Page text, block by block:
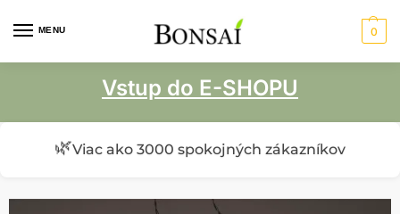
MENU 0
Vstup do E-SHOPU
🌿Viac ako 3000 spokojných zákazníkov